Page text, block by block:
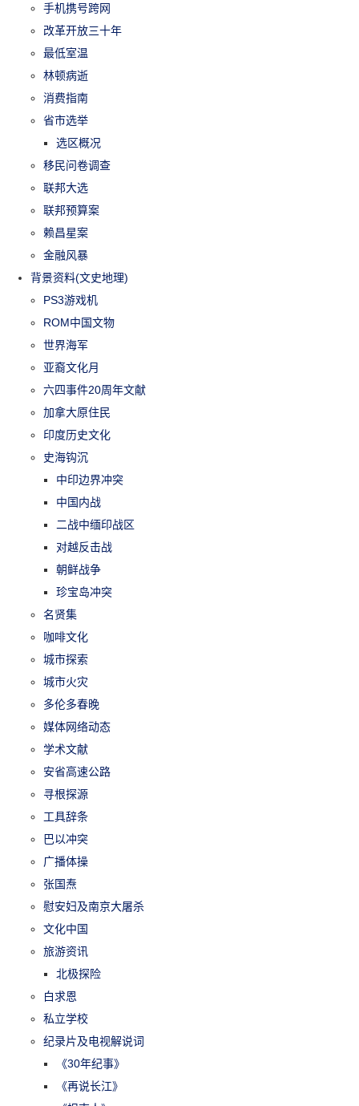
手机携号跨网
改革开放三十年
最低室温
林顿病逝
消费指南
省市选举
选区概况
移民问卷调查
联邦大选
联邦预算案
赖昌星案
金融风暴
背景资料(文史地理)
PS3游戏机
ROM中国文物
世界海军
亚裔文化月
六四事件20周年文献
加拿大原住民
印度历史文化
史海钩沉
中印边界冲突
中国内战
二战中缅印战区
对越反击战
朝鲜战争
珍宝岛冲突
名贤集
咖啡文化
城市探索
城市火灾
多伦多春晚
媒体网络动态
学术文献
安省高速公路
寻根探源
工具辞条
巴以冲突
广播体操
张国焘
慰安妇及南京大屠杀
文化中国
旅游资讯
北极探险
白求恩
私立学校
纪录片及电视解说词
《30年纪事》
《再说长江》